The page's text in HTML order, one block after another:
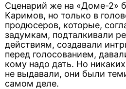
Сценарий же на «Доме-2»
Каримов, но только в
продюсеров, которые,
задумкам, подталкивали
действиям, создавали
перед голосованием,
кому надо дать. Но
не выдавали, они были
самом деле.